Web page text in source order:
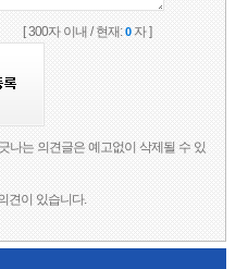
[ 300자 이내 / 현재:0자 ]
나는 의견글은 예고없이 삭제될 수 있
견이 있습니다.